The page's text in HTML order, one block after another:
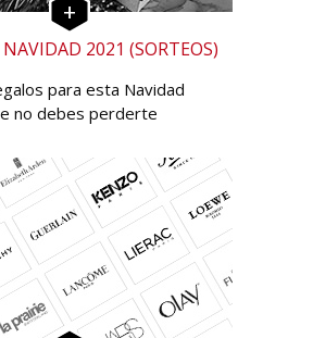
NAVIDAD 2021 (SORTEOS)
para esta Navidad
no debes perderte